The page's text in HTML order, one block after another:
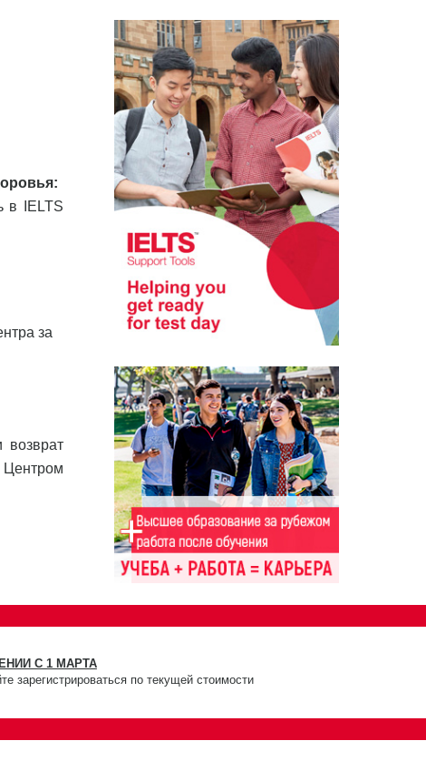
в IELTS
за
возврат
Центром
С 1 МАРТА
зарегистрироваться по текущей стоимости